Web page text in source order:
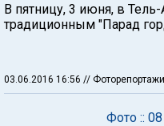
В пятницу, 3 июня, в
традиционным "Парад
03.06.2016 16:56 // Фоторепортажи
Фото ::